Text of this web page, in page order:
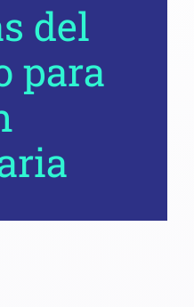
del
para